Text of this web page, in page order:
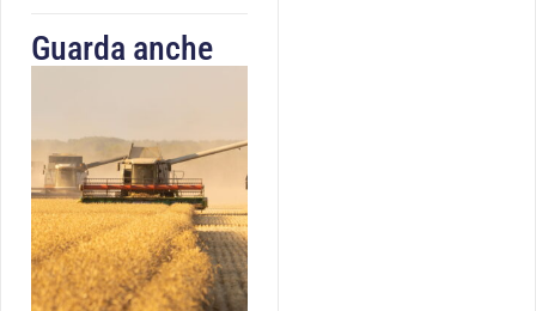
Guarda anche